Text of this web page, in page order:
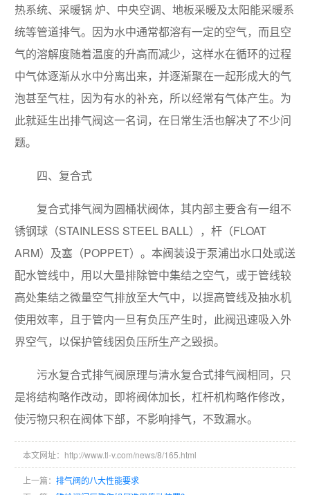
热系统、采暖锅 炉、中央空调、地板采暖及太阳能采暖系
统等管道排气。因为水中通常都溶有一定的空气，而且空
气的溶解度随着温度的升高而减少，这样水在循环的过程
中气体逐渐从水中分离出来，并逐渐聚在一起形成大的气
泡甚至气柱，因为有水的补充，所以经常有气体产生。为
此就延生出排气阀这一名词，在日常生活也解决了不少问
题。
四、复合式
复合式排气阀为圆桶状阀体，其内部主要含有一组不
锈钢球（STAINLESS STEEL BALL），杆（FLOAT
ARM）及塞（POPPET）。本阀装设于泵浦出水口处或送
配水管线中，用以大量排除管中集结之空气，或于管线较
高处集结之微量空气排放至大气中，以提高管线及抽水机
使用效率，且于管内一旦有负压产生时，此阀迅速吸入外
界空气，以保护管线因负压所生产之毁损。
污水复合式排气阀原理与清水复合式排气阀相同，只
是将结构略作改动，即将阀体加长，杠杆机构略作修改，
使污物只积在阀体下部，不影响排气，不致漏水。
本文网址：http://www.tl-v.com/news/8/165.html
上一篇： 排气阀的八大性能要求